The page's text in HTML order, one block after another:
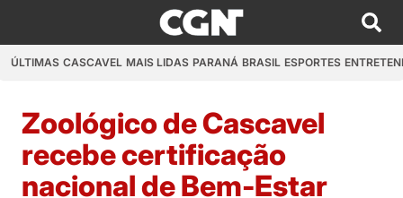
ÚLTIMAS CASCAVEL MAIS LIDAS PARANÁ BRASIL ESPORTES
Zoológico de Cascavel
recebe certificação
nacional de Bem-Estar